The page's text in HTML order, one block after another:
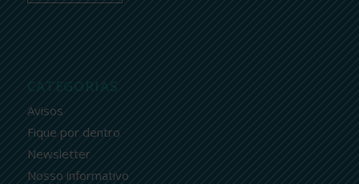
CATEGORIAS
Avisos
Fique por dentro
Newsletter
Nosso informativo